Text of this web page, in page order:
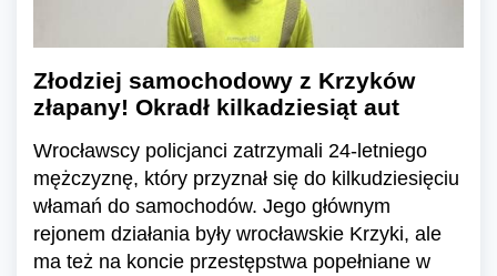
Złodziej samochodowy z Krzyków
złapany! Okradł kilkadziesiąt aut
Wrocławscy policjanci zatrzymali 24-letniego
mężczyznę, który przyznał się do kilkudziesięciu
włamań do samochodów. Jego głównym
rejonem działania były wrocławskie Krzyki, ale
ma też na koncie przestępstwa popełniane w